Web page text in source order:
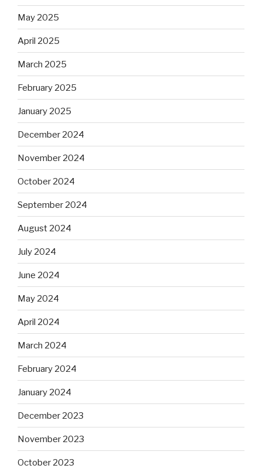
May 2025
April 2025
March 2025
February 2025
January 2025
December 2024
November 2024
October 2024
September 2024
August 2024
July 2024
June 2024
May 2024
April 2024
March 2024
February 2024
January 2024
December 2023
November 2023
October 2023